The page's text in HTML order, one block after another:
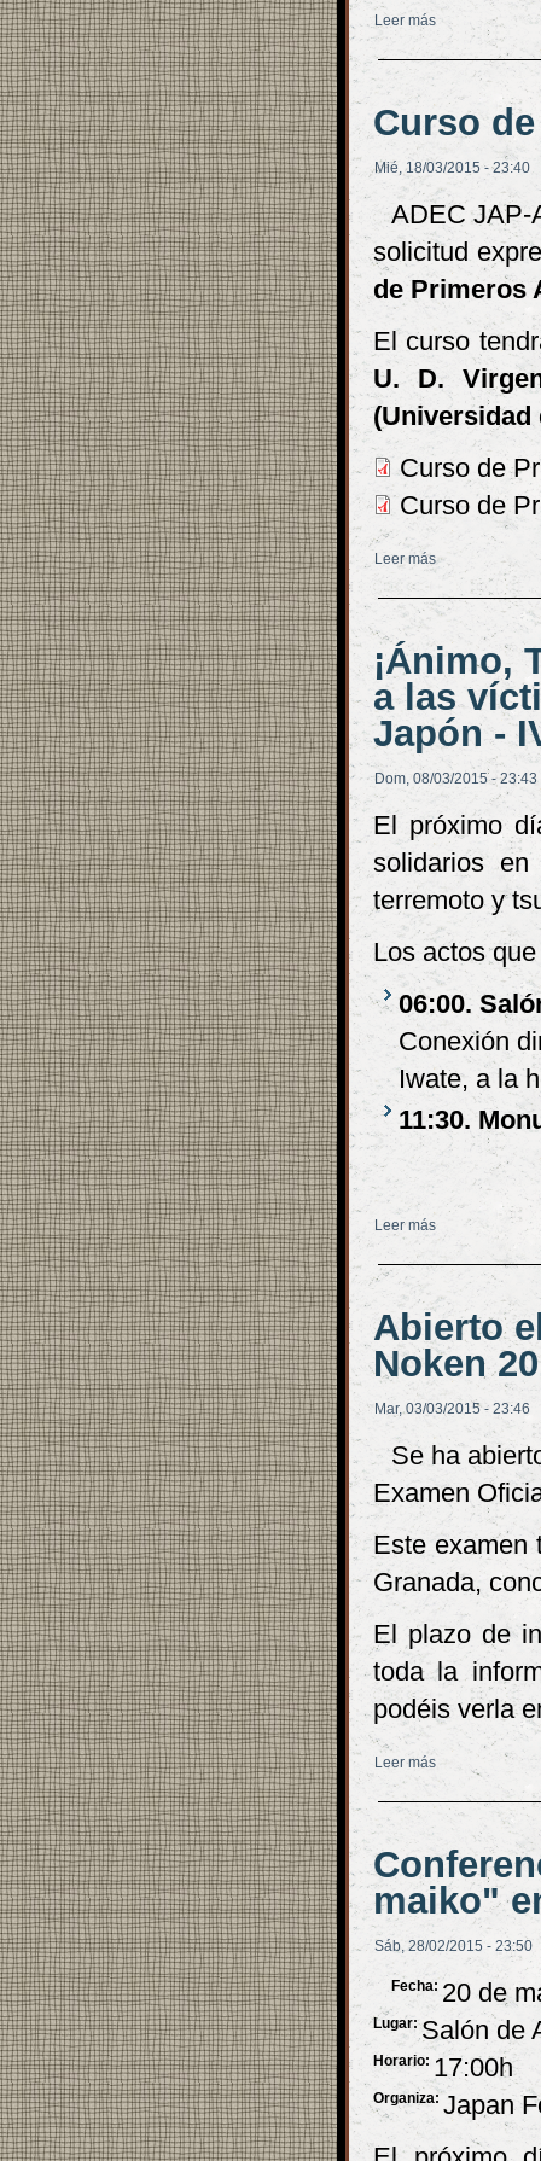
Leer más sobre Recital
Curso
Mié, 18/03/2015 - 23:40
ADEC JAP-
solicitud
de Primeros
El curso
U. D.
(Universidad
Curso de
Curso de
Leer mássobre Curso
¡Ánimo,
a las
Japón -
Dom, 08/03/2015 - 23:43
El próximo
solidarios
terremoto y
Los actos
06:00.
Conexión
Iwate, a la
11:30.
Leer más sobre
Abierto
Noken
Mar, 03/03/2015 - 23:46
Se ha
Examen
Este examen
Granada,
El plazo de
toda la
podéis verla
Leer más sobre Abierto
maiko"
Sáb, 28/02/2015 - 23:50
Fecha: 20 de
Lugar:Salón de
Horario: 17:00h
Organiza:Japan